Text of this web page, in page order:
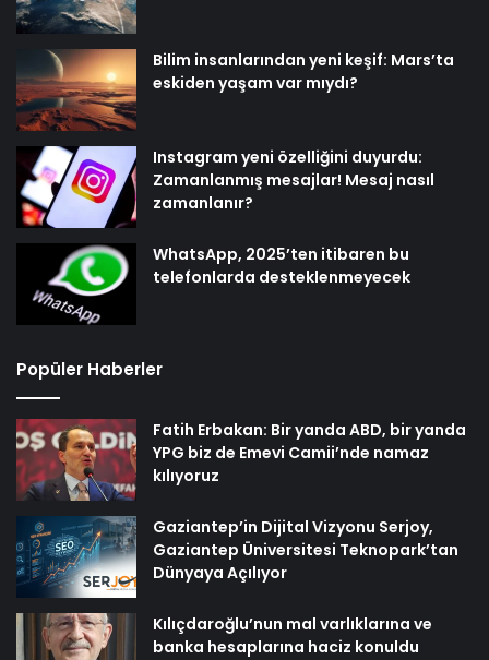
Bilim insanlarından yeni keşif: Mars’ta
eskiden yaşam var mıydı?
Instagram yeni özelliğini duyurdu:
Zamanlanmış mesajlar! Mesaj nasıl
zamanlanır?
WhatsApp, 2025’ten itibaren bu
telefonlarda desteklenmeyecek
Popüler Haberler
Fatih Erbakan: Bir yanda ABD, bir yanda
YPG biz de Emevi Camii’nde namaz
kılıyoruz
Gaziantep’in Dijital Vizyonu Serjoy,
Gaziantep Üniversitesi Teknopark’tan
Dünyaya Açılıyor
Kılıçdaroğlu’nun mal varlıklarına ve
banka hesaplarına haciz konuldu